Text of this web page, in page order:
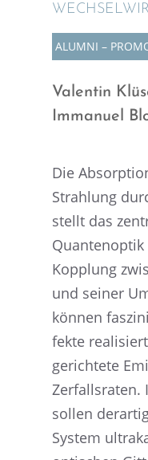
ALUMNI –
Valen­tin
Immanuel
Die
Strah­lung
stellt das
Kopplung
und seiner
können
fekte
gerich­tete
Zerfalls­ra­ten.
sollen
System